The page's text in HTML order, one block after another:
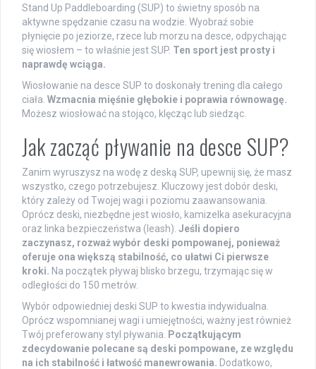
Stand Up Paddleboarding (SUP) to świetny sposób na
aktywne spędzanie czasu na wodzie. Wyobraź sobie
płynięcie po jeziorze, rzece lub morzu na desce, odpychając
się wiosłem – to właśnie jest SUP. Ten sport jest prosty i
naprawdę wciąga.
Wiosłowanie na desce SUP to doskonały trening dla całego
ciała. Wzmacnia mięśnie głębokie i poprawia równowagę.
Możesz wiosłować na stojąco, klęcząc lub siedząc.
Jak zacząć pływanie na desce SUP?
Zanim wyruszysz na wodę z deską SUP, upewnij się, że masz
wszystko, czego potrzebujesz. Kluczowy jest dobór deski,
który zależy od Twojej wagi i poziomu zaawansowania.
Oprócz deski, niezbędne jest wiosło, kamizelka asekuracyjna
oraz linka bezpieczeństwa (leash). Jeśli dopiero
zaczynasz, rozważ wybór deski pompowanej, ponieważ
oferuje ona większą stabilność, co ułatwi Ci pierwsze
kroki. Na początek pływaj blisko brzegu, trzymając się w
odległości do 150 metrów.
Wybór odpowiedniej deski SUP to kwestia indywidualna.
Oprócz wspomnianej wagi i umiejętności, ważny jest również
Twój preferowany styl pływania.
Początkującym
zdecydowanie polecane są deski pompowane, ze względu
na ich stabilność i łatwość manewrowania. Dodatkowo,